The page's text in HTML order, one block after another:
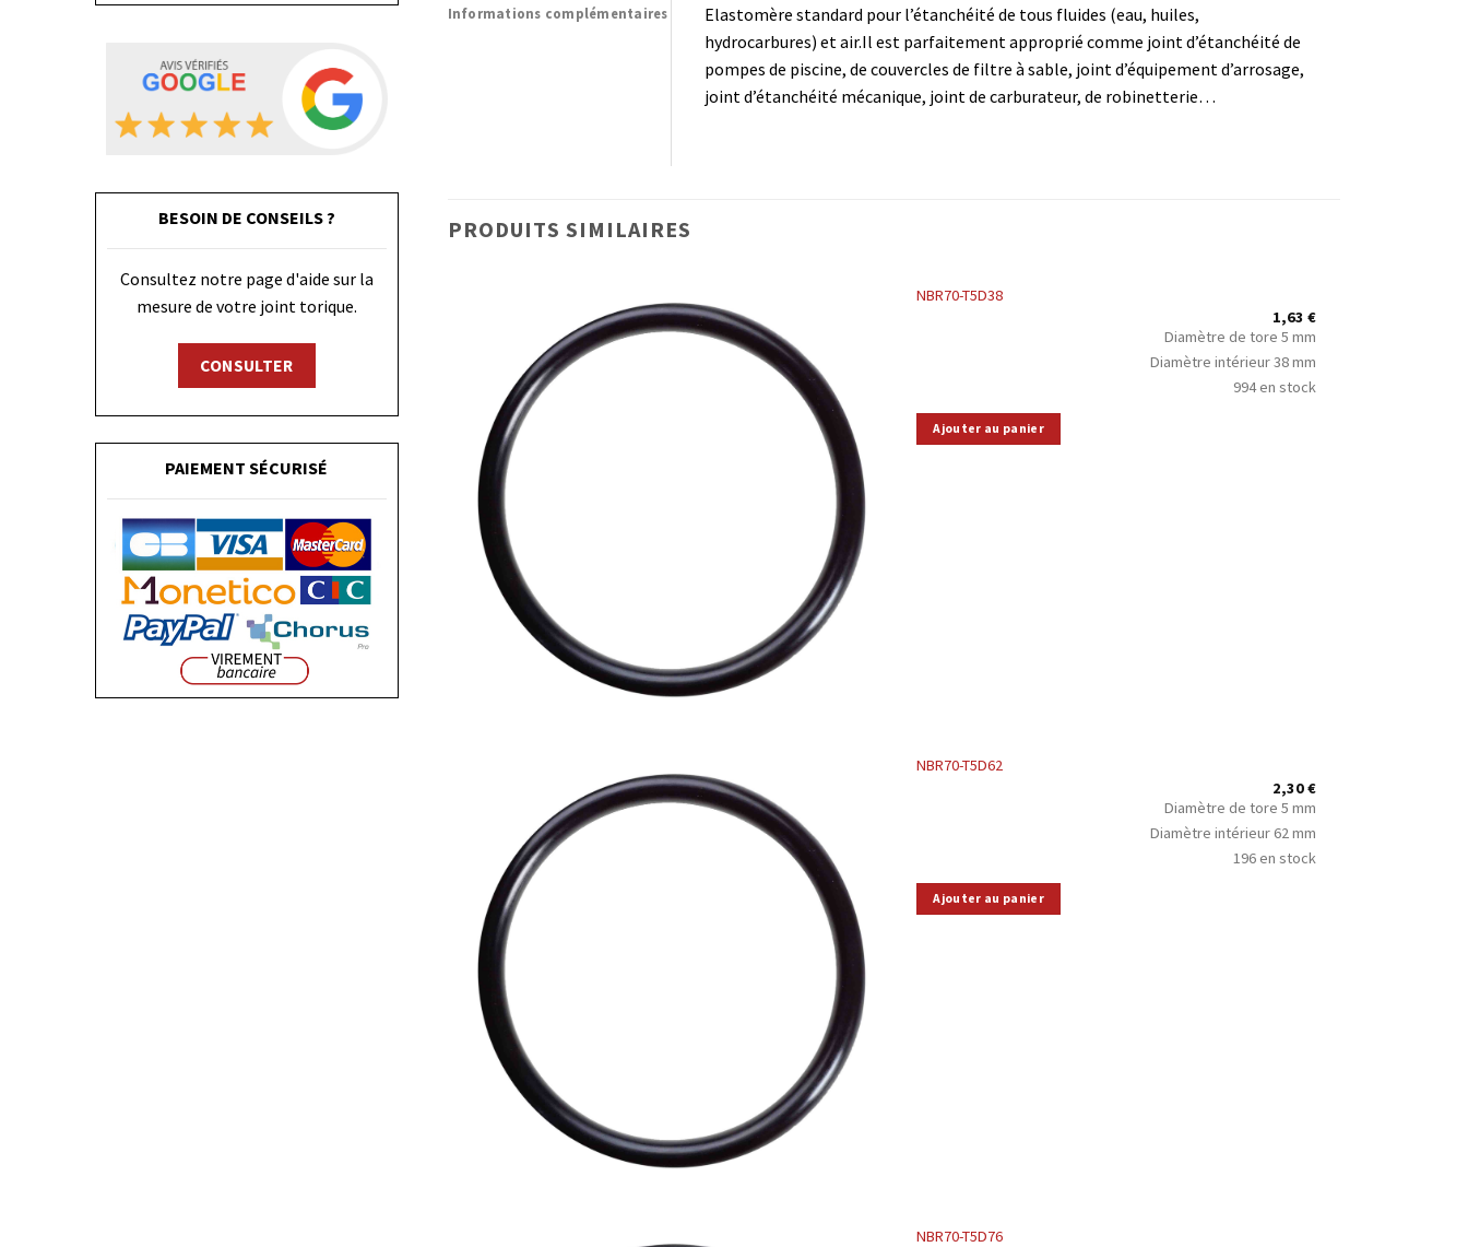
BESOIN DE CONSEILS ?
Consultez notre page d'aide sur la
mesure de votre joint torique.
CONSULTER
PAIEMENT SÉCURISÉ
Informations complémentaires
Elastomère standard pour l’étanchéité de tous fluides (eau, huiles,
hydrocarbures) et air.Il est parfaitement approprié comme joint d’étanchéité de
pompes de piscine, de couvercles de filtre à sable, joint d’équipement d’arrosage,
joint d’étanchéité mécanique, joint de carburateur, de robinetterie…
PRODUITS SIMILAIRES
NBR70-T5D38
1,63€
Diamètre de tore 5 mm
Diamètre intérieur 38 mm
994 en stock
Ajouter au panier
NBR70-T5D62
2,30€
Diamètre de tore 5 mm
Diamètre intérieur 62 mm
196 en stock
Ajouter au panier
NBR70-T5D76